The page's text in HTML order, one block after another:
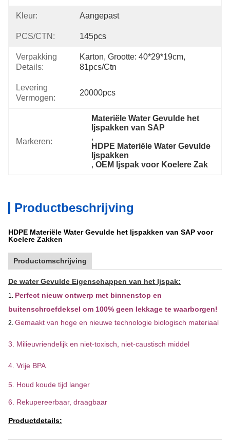
Kleur: Aangepast
PCS/CTN: 145pcs
Verpakking
Details:
Karton, Grootte: 40*29*19cm,
81pcs/ctn
Levering
Vermogen:
20000pcs
Markeren:
Materiële Water Gevulde het
Ijspakken van SAP
,
HDPE Materiële Water Gevulde
Ijspakken
, OEM Ijspak voor Koelere Zak
Productbeschrijving
HDPE Materiële Water Gevulde het Ijspakken van SAP voor
Koelere Zakken
Productomschrijving
De water Gevulde Eigenschappen van het Ijspak:
1. Perfect nieuw ontwerp met binnenstop en
buitenschroefdeksel om 100% geen lekkage te waarborgen!
2. Gemaakt van hoge en nieuwe technologie biologisch materiaal
3. Milieuvriendelijk en niet-toxisch, niet-caustisch middel
4. Vrije BPA
5. Houd koude tijd langer
6. Rekupereerbaar, draagbaar
Productdetails: